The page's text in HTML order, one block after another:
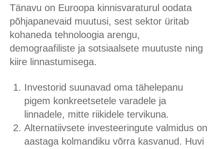
Tänavu on Euroopa kinnisvaraturul oodata
põhjapanevaid muutusi, sest sektor üritab
kohaneda tehnoloogia arengu,
demograafiliste ja sotsiaalsete muutuste ning
kiire linnastumisega.
Investorid suunavad oma tähelepanu
pigem konkreetsetele varadele ja
linnadele, mitte riikidele tervikuna.
Alternatiivsete investeeringute valmidus on
aastaga kolmandiku võrra kasvanud. Huvi